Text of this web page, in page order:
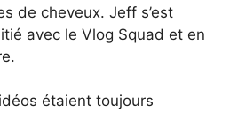
de cheveux. Jeff s’est
avec le Vlog Squad et en
étaient toujours